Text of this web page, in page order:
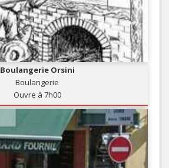
Boulangerie Orsini
Boulangerie
Ouvre à 7h00